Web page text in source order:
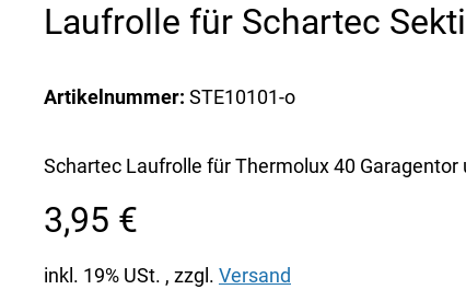
Laufrolle für Schartec
Artikelnummer: STE10101-o
Schartec Laufrolle für Thermolux 40
3,95 €
inkl. 19% USt. , zzgl. Versand